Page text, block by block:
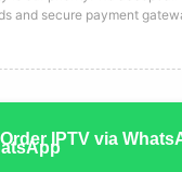
and secure payment
Order IPTV via